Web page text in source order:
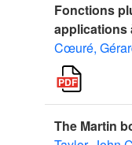
Fonctions
applications
Cœuré,
The Martin